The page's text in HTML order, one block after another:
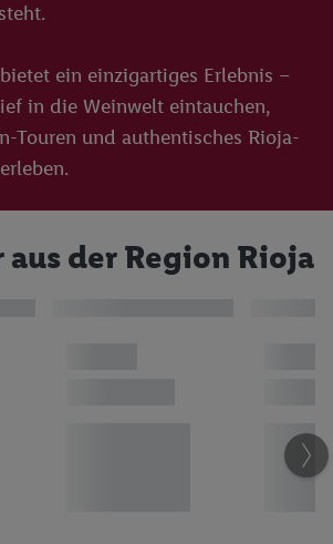
ein einzigartiges Erlebnis –
in die Weinwelt eintauchen,
Touren und authentisches Rioja-
der Region Rioja